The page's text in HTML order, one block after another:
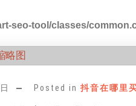
seo-tool/classes/
Posted in抖音在哪里